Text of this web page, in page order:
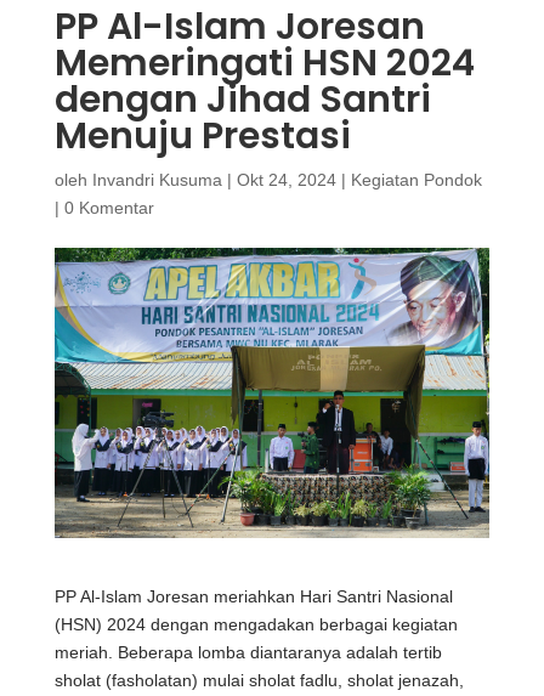
PP Al-Islam Joresan
Memeringati HSN 2024
dengan Jihad Santri
Menuju Prestasi
oleh Invandri Kusuma | Okt 24, 2024| Kegiatan Pondok
| 0 Komentar
PP Al-Islam Joresan meriahkan Hari Santri Nasional
(HSN) 2024 dengan mengadakan berbagai kegiatan
meriah. Beberapa lomba diantaranya adalah tertib
sholat (fasholatan) mulai sholat fadlu, sholat jenazah,